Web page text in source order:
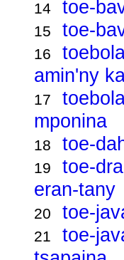
14 toe-
15 toe-
16
amin'ny
17
mponina
18 toe-
19
toe-
eran-tany
20 toe-
21
toe-